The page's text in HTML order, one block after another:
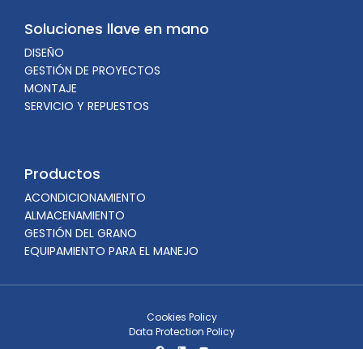
Soluciones llave en mano
DISEÑO
GESTIÓN DE PROYECTOS
MONTAJE
SERVICIO Y REPUESTOS
Productos
ACONDICIONAMIENTO
ALMACENAMIENTO
GESTIÓN DEL GRANO
EQUIPAMIENTO PARA EL MANEJO
Cookies Policy
Data Protection Policy